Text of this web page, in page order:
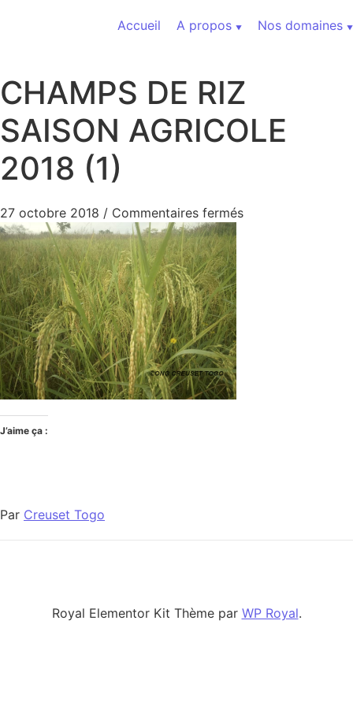
Accueil
A propos Nos domaines
CHAMPS DE RIZ
SAISON AGRICOLE
2018 (1)
27 octobre 2018 / Commentaires ferméssur CHAMPS DE
J’aime ça :
Par Creuset Togo
Royal Elementor Kit Thème par WP Royal.